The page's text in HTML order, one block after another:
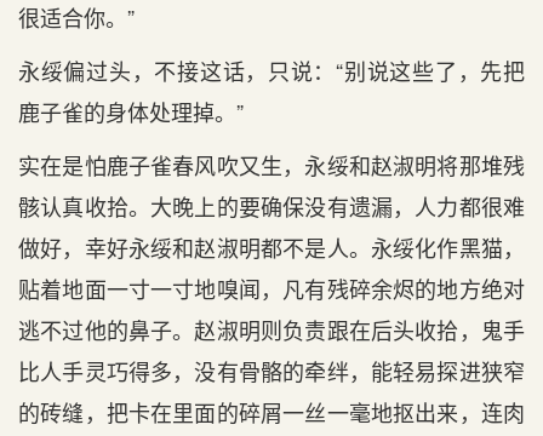
很适合你。”
永绥偏过头，不接这话，只说：“别说这些了，先把
鹿子雀的身体处理掉。”
实在是怕鹿子雀春风吹又生，永绥和赵淑明将那堆残
骸认真收拾。大晚上的要确保没有遗漏，人力都很难
做好，幸好永绥和赵淑明都不是人。永绥化作黑猫，
贴着地面一寸一寸地嗅闻，凡有残碎余烬的地方绝对
逃不过他的鼻子。赵淑明则负责跟在后头收拾，鬼手
比人手灵巧得多，没有骨骼的牵绊，能轻易探进狭窄
的砖缝，把卡在里面的碎屑一丝一毫地抠出来，连肉